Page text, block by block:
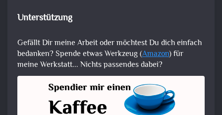
Unterstützung
Gefällt Dir meine Arbeit oder möchtest Du dich einfach
bedanken? Spende etwas Werkzeug (Amazon) für
meine Werkstatt... Nichts passendes dabei?